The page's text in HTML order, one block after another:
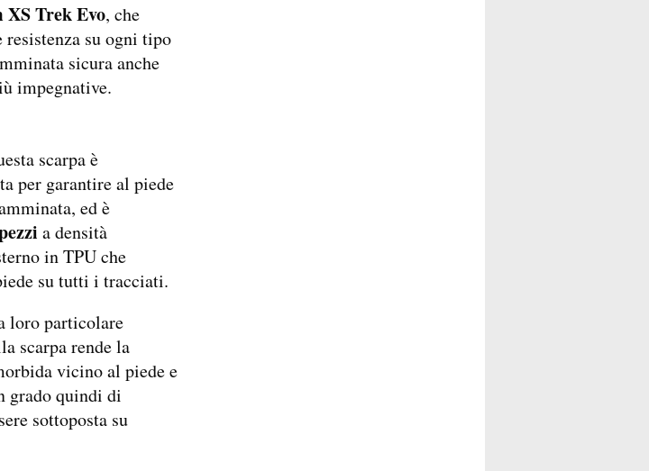
Trek Evo, che
su ogni tipo
sicura anche
impegnative.
scarpa è
per garantire al piede
ed è
a densità
in TPU che
su tutti i tracciati.
loro particolare
scarpa rende la
vicino al piede e
grado quindi di
sottoposta su